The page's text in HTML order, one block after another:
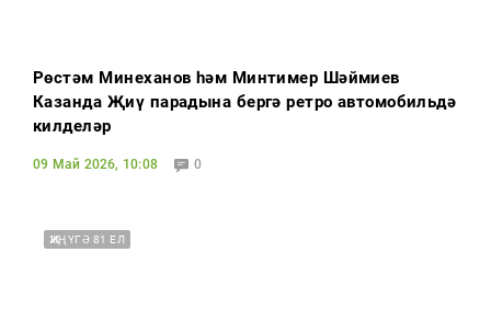
Рөстәм Миңнеханов һәм Минтимер Шәймиев
Казанда Җиңү парадына бергә ретро автомобильдә
килделәр
09 Май 2026, 10:08 0
ҖИҢҮГӘ 81 ЕЛ